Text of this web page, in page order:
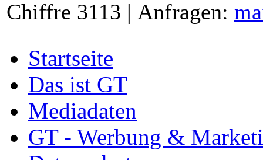
Chiffre 3113 | Anfragen:
Startseite
Das ist GT
Mediadaten
GT - Werbung &